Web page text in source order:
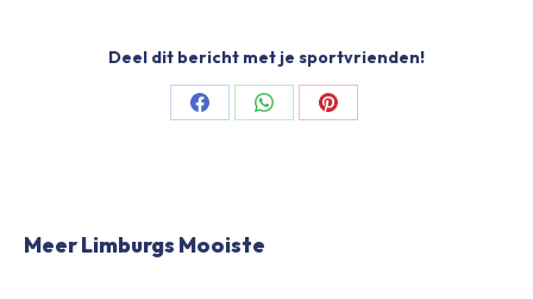
Deel dit bericht met je sportvrienden!
Share
Share
Share
Meer Limburgs Mooiste